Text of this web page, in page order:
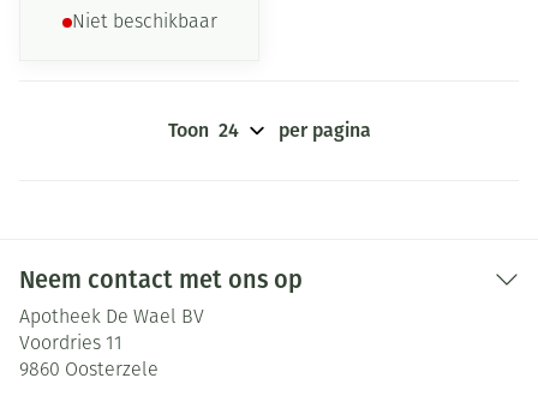
Niet beschikbaar
Toon per pagina
Neem contact met ons op
Apotheek De Wael BV
Voordries 11
9860 Oosterzele